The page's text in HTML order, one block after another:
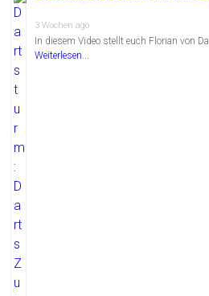
3 Wochen ago
In diesem Video stellt euch Florian von
Weiterlesen...